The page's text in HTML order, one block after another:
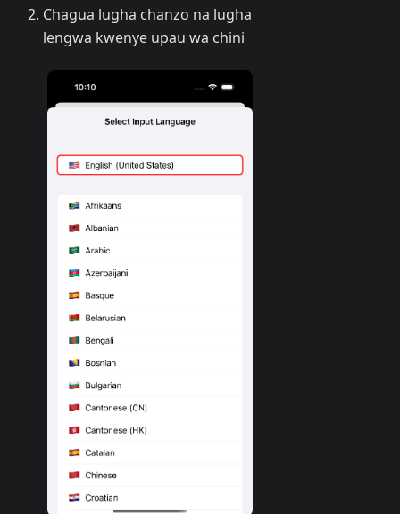
Chagua lugha chanzo na lugha
lengwa kwenye upau wa chini